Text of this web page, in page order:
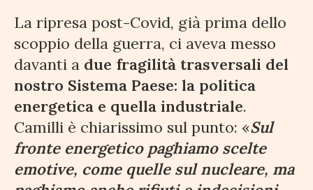
La ripresa post-Covid, già prima dello
scoppio della guerra, ci aveva messo
davanti a due fragilità trasversali del
nostro Sistema Paese: la politica
energetica e quella industriale.
Camilli è chiarissimo sul punto: «Sul
fronte energetico paghiamo scelte
emotive, come quelle sul nucleare, ma